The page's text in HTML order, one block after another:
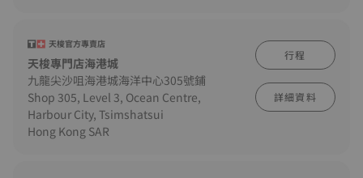
天梭官方專賣店
天梭專門店海港城
九龍尖沙咀海港城海洋中心305號鋪
Shop 305, Level 3, Ocean Centre,
Harbour City, Tsimshatsui
Hong Kong SAR
行程
詳細資料